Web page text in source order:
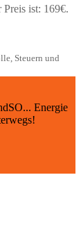
ist: 169€.
Steuern und
Energie